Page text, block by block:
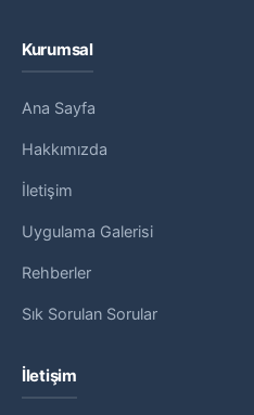
Kurumsal
Ana Sayfa
Hakkımızda
İletişim
Uygulama Galerisi
Rehberler
Sık Sorulan Sorular
İletişim